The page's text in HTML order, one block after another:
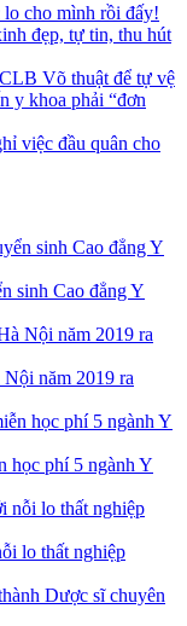
cho mình rồi đấy!
đẹp, tự tin, thu hút
Võ thuật để tự vệ
y khoa phải “đơn
việc đầu quân cho
sinh Cao đẳng Y
năm 2019 ra
học phí 5 ngành Y
lo thất nghiệp